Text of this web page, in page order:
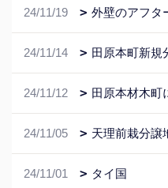
24/11/19 外壁のアフタ
24/11/14 田原本町新規
24/11/12 田原本材木町
24/11/05 天理前栽分譲
24/11/01 タイ国